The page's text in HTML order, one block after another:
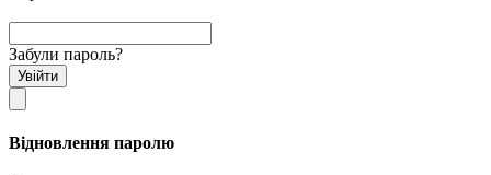
Забули пароль?
Увійти
Відновлення паролю